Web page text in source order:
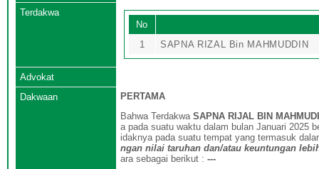
Terdakwa
No
1
SAPNA RIZAL Bin MAHMUDDIN
Advokat
Dakwaan
PERTAMA
Bahwa Terdakwa SAPNA RIJAL BIN
a pada suatu waktu dalam bulan Januari 2025
idaknya pada suatu tempat yang termasuk
ngan nilai taruhan dan/atau keuntungan
ara sebagai berikut : ---